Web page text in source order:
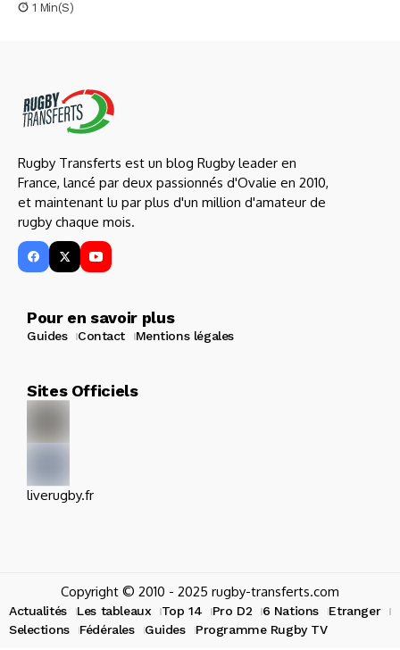
1 Min(s)
Rugby Transferts est un blog Rugby leader en
France, lancé par deux passionnés d'Ovalie en 2010,
et maintenant lu par plus d'un million d'amateur de
rugby chaque mois.
Pour en savoir plus
Guides Contact Mentions légales
Sites Officiels
liverugby.fr
Copyright © 2010 - 2025 rugby-transferts.com
Actualités Les tableaux Top 14 Pro D2 6 Nations
Etranger
Selections
Fédérales Guides Programme Rugby TV